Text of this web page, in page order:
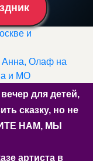
и
Анна, Олаф на
и МО
для детей,
сказку, но не
НАМ, МЫ
артиста в